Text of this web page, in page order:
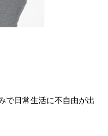
で日常生活に不自由が出